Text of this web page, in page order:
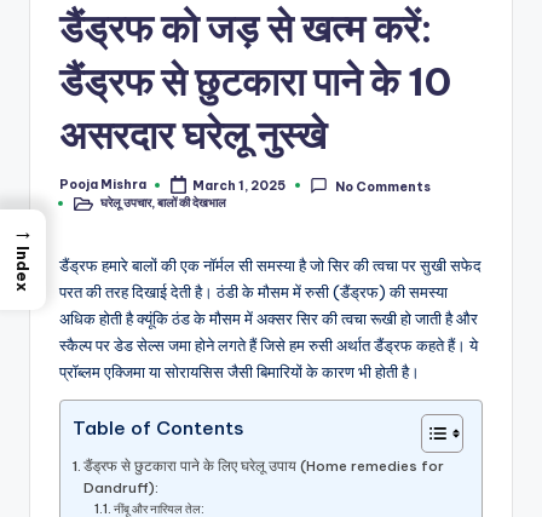
ली
का
भरो
सेमं
स्रो
डैंड्रफ को जड़ से खत्म करें:
डैंड्रफ से छुटकारा पाने के 10
असरदार घरेलू नुस्खे
Posted
by
Pooja Mishra March 1, 2025
No Comments
Postedघरेलू उपचार,बालों की देखभाल
डैंड्रफ हमारे बालों की एक नॉर्मल सी समस्या है जो सिर की त्वचा पर सुखी सफेद
परत की तरह दिखाई देती है। ठंडी के मौसम में रुसी (डैंड्रफ) की समस्या
अधिक होती है क्यूंकि ठंड के मौसम में अक्सर सिर की त्वचा रूखी हो जाती है और
स्कैल्प पर डेड सेल्स जमा होने लगते हैं जिसे हम रुसी अर्थात डैंड्रफ कहते हैं। ये
प्रॉब्लम एक्जिमा या सोरायसिस जैसी बिमारियों के कारण भी होती है।
Table of Contents
डैंड्रफ से छुटकारा पाने के लिए घरेलू उपाय (Home remedies for
Dandruff):
नींबू और नारियल तेल:
→
Index